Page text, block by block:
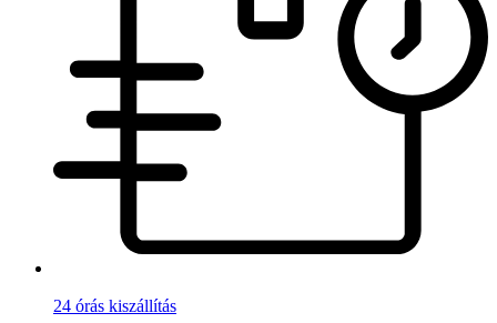
24 órás kiszállítás